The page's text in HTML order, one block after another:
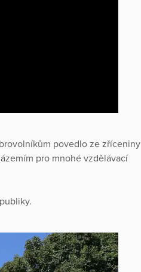
povedlo ze zříceniny
pro mnohé vzdělávací